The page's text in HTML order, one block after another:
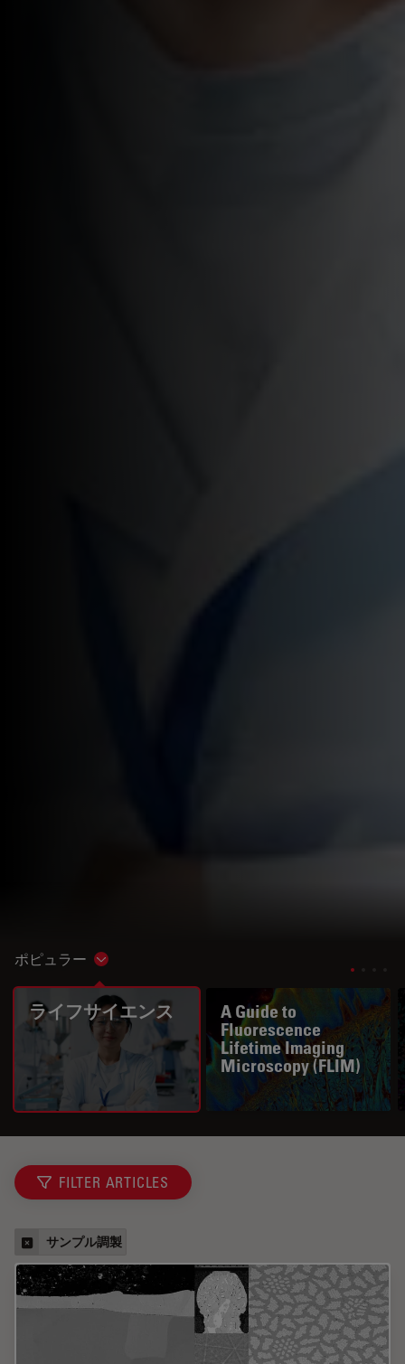
ポピュラー Show subnavigation
ライフサイエンス
A Guide to
Fluorescence
Lifetime Imaging
Microscopy (FLIM)
FILTER ARTICLES
サンプル調製